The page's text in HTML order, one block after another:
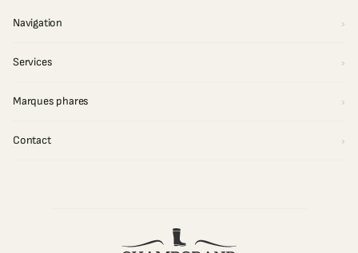
Navigation
Services
Marques phares
Contact